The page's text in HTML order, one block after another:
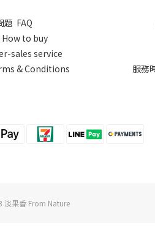
題 FAQ
to buy
sales service
& Conditions
服務
果香 From Nature